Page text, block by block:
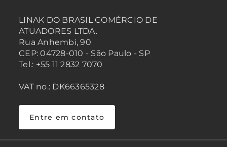
LINAK DO BRASIL COMÉRCIO DE
ATUADORES LTDA.
Rua Anhembi, 90
CEP: 04728-010 - São Paulo - SP
Tel.: +55 11 2832 7070
VAT no.: DK66365328
Entre em contato